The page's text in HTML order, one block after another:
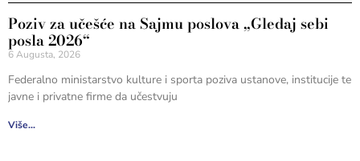
Poziv za učešće na Sajmu poslova „Gledaj sebi
posla 2026“
6 Augusta, 2026
Federalno ministarstvo kulture i sporta poziva ustanove, institucije te
javne i privatne firme da učestvuju
Više...